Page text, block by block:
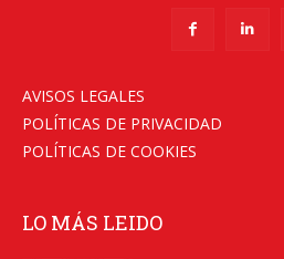
AVISOS LEGALES
POLÍTICAS DE PRIVACIDAD
POLÍTICAS DE COOKIES
LO MÁS LEIDO